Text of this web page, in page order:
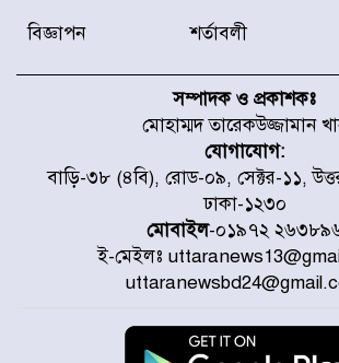
করেছে র‌্যাব-১
চূড়ান্ত পর্যায়ে : ইরান
প্রত্যেক অপরাধীর
হবে, সে যত
চট্টগ্রামে জুলাই
প্রতিমন্ত্রী মীর হেলাল
আগামী ৫ দিন
বিজ্ঞাপন শর্তাবলী
সম্পাদক ও প্রকাশকঃ
মোহাম্মদ তারেকউজ্জামান
যোগাযোগ:
বাড়ি-৩৮ (৪বি), রোড-০৯, সেক্টর-১১,
ঢাকা-১২৩০
মোবাইল-০১৯৭২
ই-মেইলঃ